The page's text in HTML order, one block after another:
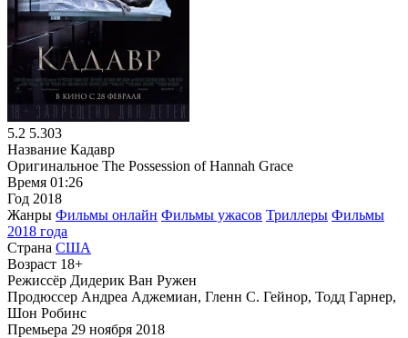
5.2 5.303
Название Кадавр
Оригинальное The Possession of Hannah Grace
Время 01:26
Год 2018
Жанры Фильмы онлайн Фильмы ужасов Триллеры Фильмы
2018 года
Страна США
Возраст 18+
Режиссёр Дидерик Ван Ружен
Продюссер Андреа Аджемиан, Гленн С. Гейнор, Тодд Гарнер,
Шон Робинс
Премьера 29 ноября 2018